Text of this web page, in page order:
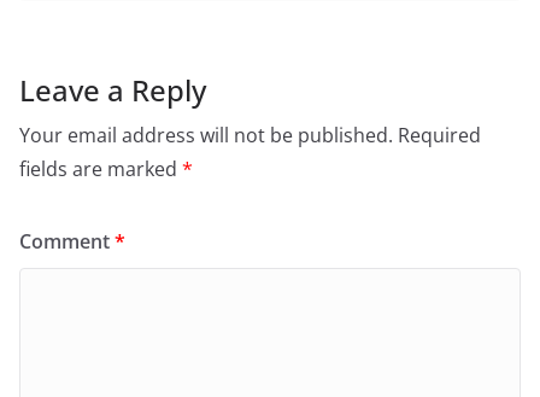
Leave a Reply
Your email address will not be published. Required
fields are marked *
Comment*